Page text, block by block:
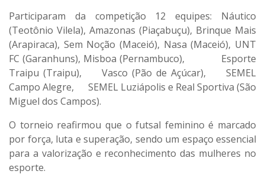
Participaram da competição 12 equipes: Náutico
(Teotônio Vilela), Amazonas (Piaçabuçu), Brinque Mais
(Arapiraca), Sem Noção (Maceió), Nasa (Maceió), UNT
FC (Garanhuns), Misboa (Pernambuco), Esporte
Traipu (Traipu), Vasco (Pão de Açúcar), SEMEL
Campo Alegre, SEMEL Luziápolis e Real Sportiva (São
Miguel dos Campos).
O torneio reafirmou que o futsal feminino é marcado
por força, luta e superação, sendo um espaço essencial
para a valorização e reconhecimento das mulheres no
esporte.